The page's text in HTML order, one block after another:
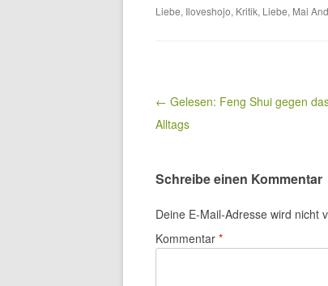
Liebe, Iloveshojo, Kritik, Liebe, Mai
Beitragsnavigation
← Gelesen: Feng Shui gegen
Alltags
Schreibe einen Kommentar
Deine E-Mail-Adresse wird nicht
Kommentar *